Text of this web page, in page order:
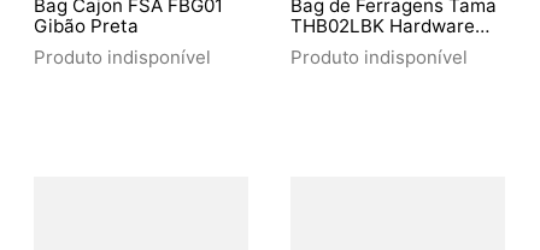
Bag Cajon FSA FBG01
Gibão Preta
Produto indisponível
Bag de Ferragens Tama
THB02LBK Hardware
Power
Produto indisponível